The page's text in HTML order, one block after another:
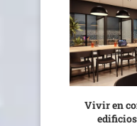
Vivir en